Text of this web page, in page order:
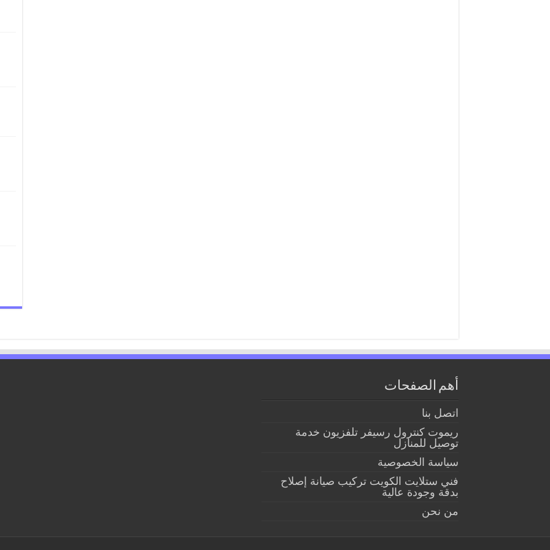
أهم الصفحات
اتصل بنا
ريموت كنترول رسيفر تلفزيون خدمة
توصيل للمنازل
سياسة الخصوصية
فني ستلايت الكويت تركيب صيانة إصلاح
بدقة وجودة عالية
من نحن